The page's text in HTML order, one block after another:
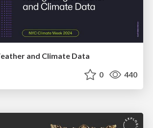
and Climate Data
0 440